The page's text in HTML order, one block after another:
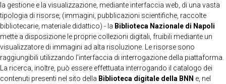
la gestione e la visualizzazione, mediante interfaccia web, di una vasta
tipologia di risorse, (immagini, pubblicazioni scientifiche, raccolte
bibliotecarie, materiale didattico) - la Biblioteca Nazionale di Napoli
mette a disposizione le proprie collezioni digitali, fruibili mediante un
visualizzatore di immagini ad alta risoluzione. Le risorse sono
raggiungibili utilizzando l'interfaccia di interrogazione della piattaforma.
La ricerca, inoltre, può essere effettuata interrogando il catalogo dei
contenuti presenti nel sito della Biblioteca digitale della BNN e, nel